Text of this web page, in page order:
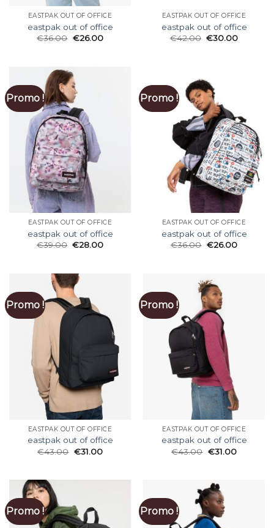
EASTPAK OUT OF OFFICE
eastpak out of office
€36.00 €26.00
EASTPAK OUT OF OFFICE
eastpak out of office
€42.00 €30.00
Promo !
EASTPAK OUT OF OFFICE
eastpak out of office
€39.00 €28.00
Promo !
EASTPAK OUT OF OFFICE
eastpak out of office
€36.00 €26.00
Promo !
EASTPAK OUT OF OFFICE
eastpak out of office
€43.00 €31.00
Promo !
EASTPAK OUT OF OFFICE
eastpak out of office
€43.00 €31.00
Promo ! Promo !